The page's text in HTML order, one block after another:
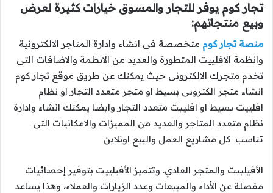
تجار كوم يوفر للتجار والمسوق خيارات كثيرة لعرض
وبيع منتجاتهم:
منصة تجار كوم متخصصة فى انشاء وادارة المتاجر الالكترونية
وانظمة الافلييت المتطورة والعديد من الانظمة والاضافات التى
تخدم متجرك الالكترونى حيث يمكنك عن طريق موقع تجار كوم
انشاء متجر الكترونى بسيط او متجر متعدد التجار او نظام
افلييت بسيط او افلييت متعدد التجار وايضا يمكنك انشاء وادارة
نظام متعدد المتاجر والعديد من المميزات والامكانيات التى
تناسب كل مشاريع العمل والبيع اونلاين
الأفيلييت والمتجر العادي. وتتميز الأفيلييت بتوفير إحصائيات
مفصلة عن الأداء والمبيعات وعدد الزيارات والعملاء، وهذا يساعد